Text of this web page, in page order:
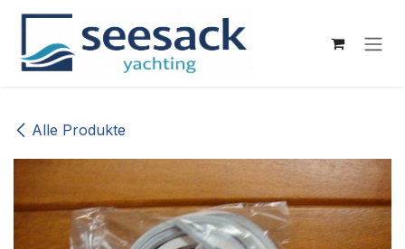
Zum Inhalt springen
Alle Produkte